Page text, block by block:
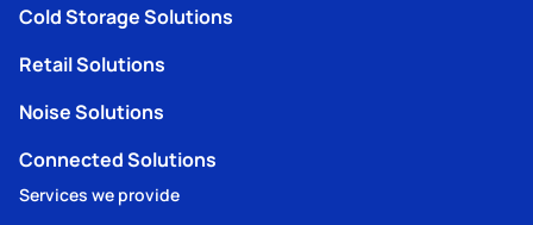
Cold Storage Solutions
Retail Solutions
Noise Solutions
Connected Solutions
Services we provide